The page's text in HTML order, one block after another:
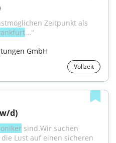
..."
GmbH
Vollzeit
d)
sind.Wir suchen
Lust auf einen sicheren